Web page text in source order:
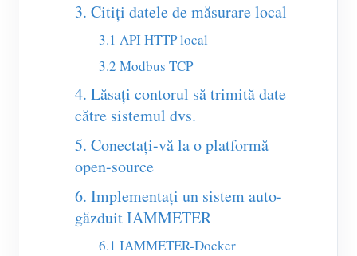
Aplicații
Sistem de control încălzitor FV
Automatizare locuință
Monitorizare energetică pentru fabrici
Magazin
Resurse
Ghid rapid produs
Documentație
Video tutorial
FAQ
Noutăți
Comunitate
Program pentru contribuitori
Activități IAMMETER
Forum
Contact
Despre noi
3. Citiți datele de măsurare local
3.1 API HTTP local
3.2 Modbus TCP
4. Lăsați contorul să trimită date
către sistemul dvs.
5. Conectați-vă la o platformă
open-source
6. Implementați un sistem auto-
găzduit IAMMETER
6.1 IAMMETER-Docker